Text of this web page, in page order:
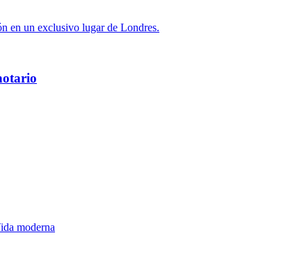
en un exclusivo lugar de Londres.
moderna